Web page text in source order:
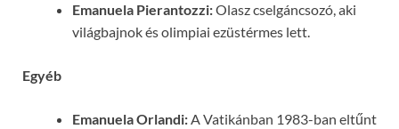
Emanuela Pierantozzi:Olasz cselgáncsozó, aki
világbajnok és olimpiai ezüstérmes lett.
Egyéb
Emanuela Orlandi:A Vatikánban 1983-ban eltűnt